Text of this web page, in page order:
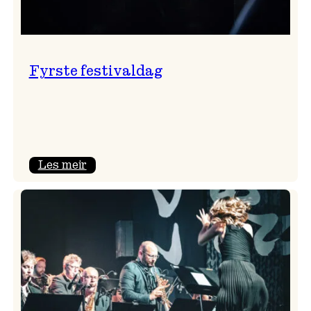
Fyrste festivaldag
Les meir: